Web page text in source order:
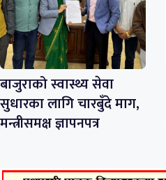
बाजुराको स्वास्थ्य सेवा
सुधारका लागि चारबुँदे माग,
मन्त्रीसमक्ष ज्ञापनपत्र